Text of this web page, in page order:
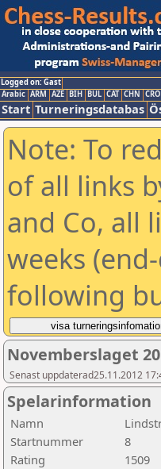
Logged on: Gast
Arabic ARM AZE BIH BUL CAT CHN CRO
Start Turneringsdatabas
Note: To
of all links
and Co, all
weeks
following
Novemberslaget
Senast uppdaterad25.11.2012
Spelarinformation
Namn
Startnummer
8
Rating
1509